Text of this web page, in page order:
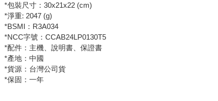
*包裝尺寸：30x21x22 (cm)
*淨重: 2047 (g)
*BSMI：R3A034
*NCC字號：CCAB24LP0130T5
*配件：主機、說明書、保證書
*產地：中國
*貨源：台灣公司貨
*保固：一年